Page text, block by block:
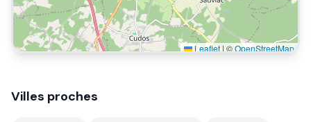
Leaflet | ©OpenStreetMap
Villes proches